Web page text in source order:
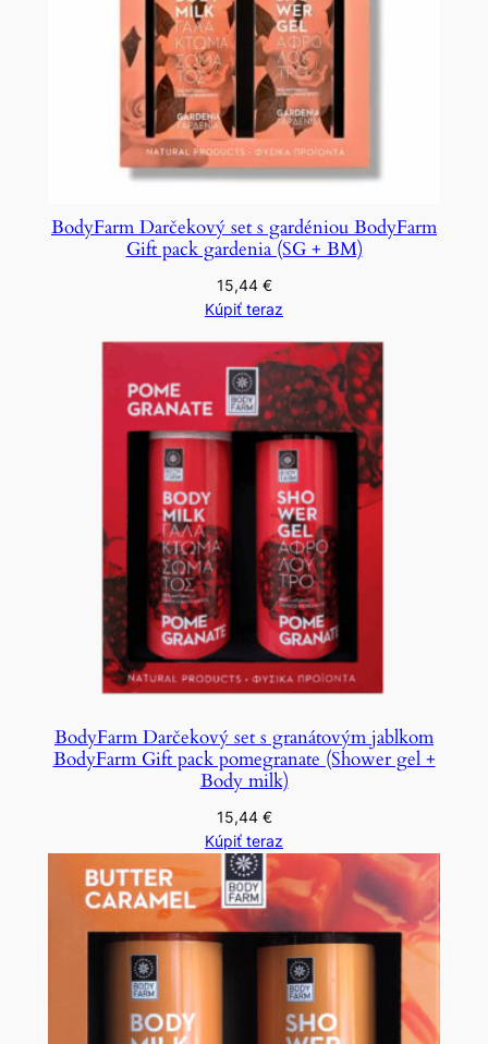
BodyFarm Darčekový set s gardéniou BodyFarm
Gift pack gardenia (SG + BM)
15,44 €
Kúpiť teraz
BodyFarm Darčekový set s granátovým jablkom
BodyFarm Gift pack pomegranate (Shower gel +
Body milk)
15,44 €
Kúpiť teraz